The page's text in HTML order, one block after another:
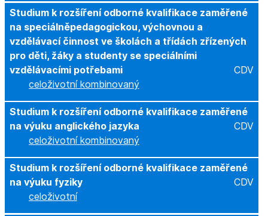
Studium k rozšíření odborné kvalifikace zaměřené
na speciálněpedagogickou, výchovnou a
vzdělávací činnost ve školách a třídách zřízených
pro děti, žáky a studenty se speciálními
vzdělávacími potřebami
CDV
celoživotní kombinovaný
Studium k rozšíření odborné kvalifikace zaměřené
na výuku anglického jazyka
CDV
celoživotní kombinovaný
Studium k rozšíření odborné kvalifikace zaměřené
na výuku fyziky
CDV
celoživotní